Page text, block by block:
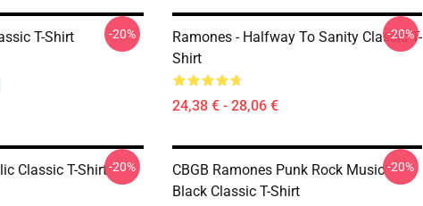
T-Shirt -20%
Ramones - Halfway To Sanity Classic T-
Shirt
24,38 € - 28,06 €
-20%
Classic T-Shirt-20%
CBGB Ramones Punk Rock Music
Black Classic T-Shirt
-20%